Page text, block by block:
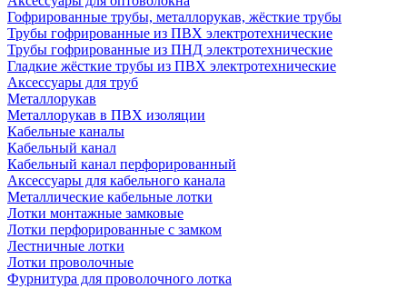
Гофрированные трубы, металлорукав, жёсткие трубы
Трубы гофрированные из ПВХ электротехнические
Трубы гофрированные из ПНД электротехнические
Гладкие жёсткие трубы из ПВХ электротехнические
Аксессуары для труб
Металлорукав
Металлорукав в ПВХ изоляции
Кабельные каналы
Кабельный канал
Кабельный канал перфорированный
Аксессуары для кабельного канала
Металлические кабельные лотки
Лотки монтажные замковые
Лотки перфорированные с замком
Лестничные лотки
Лотки проволочные
Фурнитура для проволочного лотка